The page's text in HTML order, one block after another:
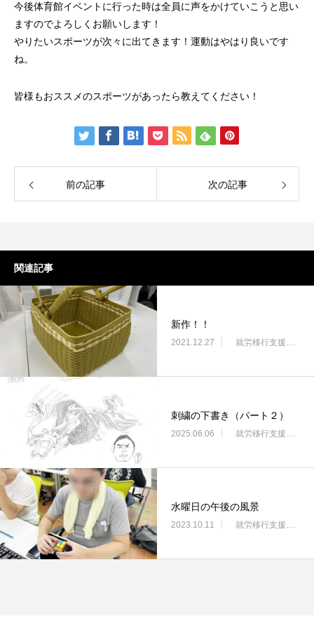
今後体育館イベントに行った時は全員に声をかけていこうと思い
ますのでよろしくお願いします！
やりたいスポーツが次々に出てきます！運動はやはり良いです
ね。
皆様もおススメのスポーツがあったら教えてください！
前の記事 次の記事
関連記事
新作！！
2021.12.27 就労移行支援・ニコサービス城東センター
刺繍の下書き（パート２）
2025.06.06 就労移行支援・ニコサービス城東センター
水曜日の午後の風景
2023.10.11 就労移行支援・ニコサービス城東センター